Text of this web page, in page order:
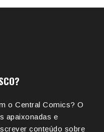
o Central Comics? O
apaixonadas e
conteúdo sobre